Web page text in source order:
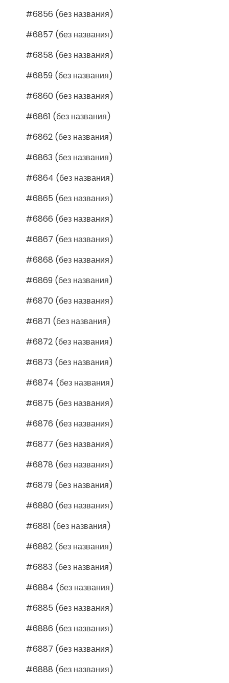
#6856 (без названия)
#6857 (без названия)
#6858 (без названия)
#6859 (без названия)
#6860 (без названия)
#6861 (без названия)
#6862 (без названия)
#6863 (без названия)
#6864 (без названия)
#6865 (без названия)
#6866 (без названия)
#6867 (без названия)
#6868 (без названия)
#6869 (без названия)
#6870 (без названия)
#6871 (без названия)
#6872 (без названия)
#6873 (без названия)
#6874 (без названия)
#6875 (без названия)
#6876 (без названия)
#6877 (без названия)
#6878 (без названия)
#6879 (без названия)
#6880 (без названия)
#6881 (без названия)
#6882 (без названия)
#6883 (без названия)
#6884 (без названия)
#6885 (без названия)
#6886 (без названия)
#6887 (без названия)
#6888 (без названия)